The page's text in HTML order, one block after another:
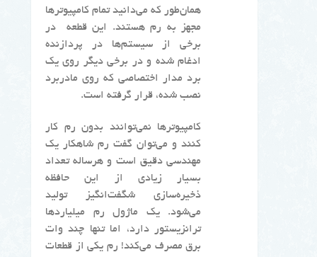
همان‌طور که می‌دانید تمام کامپیوترها
مجهز به رم هستند. این قطعه در
برخی از سیستم‌ها در پردازنده
ادغام شده و در برخی دیگر روی یک
برد مدار اختصاصی که روی مادربرد
نصب شده، قرار گرفته است.
کامپیوترها نمی‌توانند بدون رم کار
کنند و می‌توان گفت رم شاهکار یک
مهندسی دقیق است و هرساله تعداد
بسیار زیادی از این حافظه
ذخیره‌سازی شگفت‌انگیز تولید
می‌شود. یک ماژول رم میلیاردها
ترانزیستور دارد، اما تنها چند وات
برق مصرف می‌کند! رم یکی از قطعات